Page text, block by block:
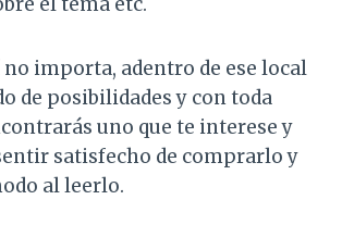
no importa, adentro de ese local
de posibilidades y con toda
uno que te interese y
satisfecho de comprarlo y
al leerlo.